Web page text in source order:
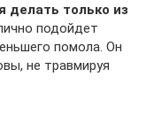
делать только из
подойдет
помола. Он
не травмируя